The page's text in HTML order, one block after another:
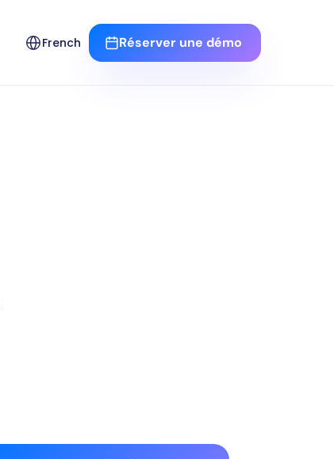
Select Language
French Réserver une démo